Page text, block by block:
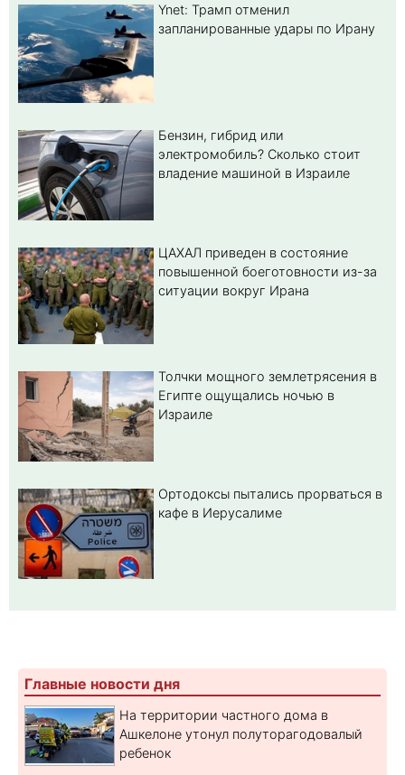
Ynet: Трамп отменил
запланированные удары по Ирану
Бензин, гибрид или
электромобиль? Cколько стоит
владение машиной в Израиле
ЦАХАЛ приведен в состояние
повышенной боеготовности из-за
ситуации вокруг Ирана
Толчки мощного землетрясения в
Египте ощущались ночью в
Израиле
Ортодоксы пытались прорваться в
кафе в Иерусалиме
Главные новости дня
На территории частного дома в
Ашкелоне утонул полуторагодовалый
ребенок